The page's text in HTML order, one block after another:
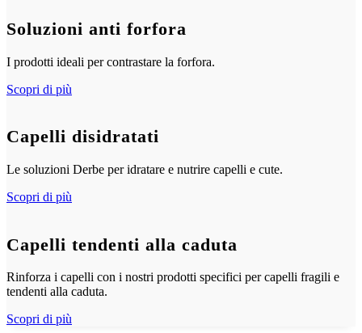
Soluzioni anti forfora
I prodotti ideali per contrastare la forfora.
Scopri di più
Capelli disidratati
Le soluzioni Derbe per idratare e nutrire capelli e cute.
Scopri di più
Capelli tendenti alla caduta
Rinforza i capelli con i nostri prodotti specifici per capelli fragili e
tendenti alla caduta.
Scopri di più